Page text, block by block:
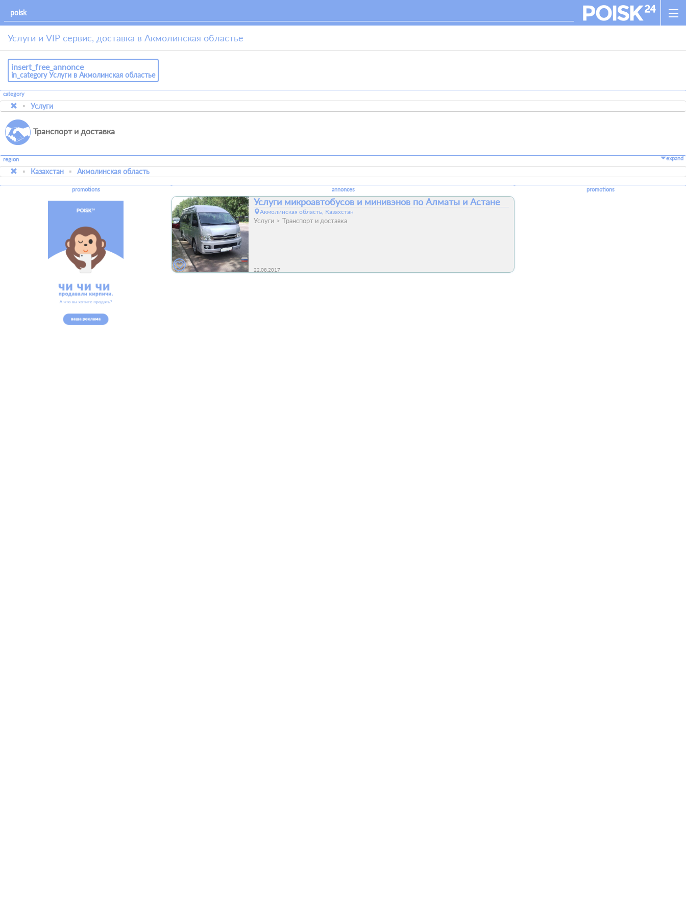
Услуги и VIP сервис, доставка в Акмолинская областье
insert_free_annonce
in_category Услуги в Акмолинская областье
category
Услуги
Транспорт и доставка
region expand
Казахстан Акмолинская область
promotions promotions
annonces
Услуги микроавтобусов и минивэнов по Алматы и Астане
Акмолинская область, Казахстан
Услуги Транспорт и доставка
22.08.2017